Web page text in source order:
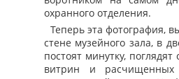
охранного отделения.
Теперь эта фотография,
стене музейного зала, в
постоят минутку,
витрин и расчищенных